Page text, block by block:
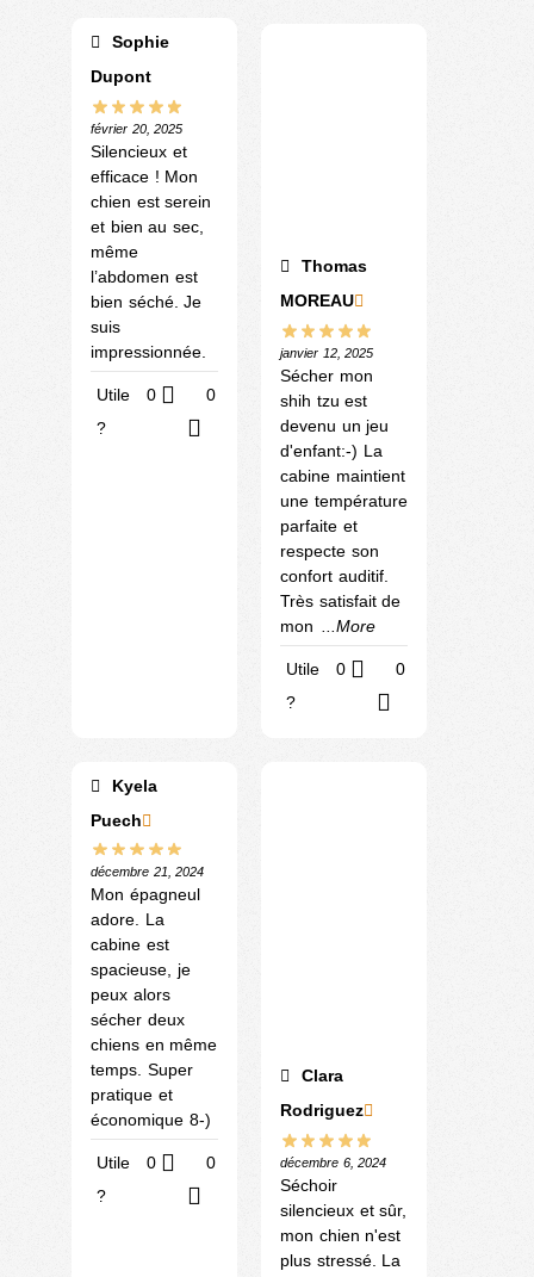
Sophie
Dupont
février 20, 2025
Silencieux et
efficace ! Mon
chien est serein
et bien au sec,
même
l’abdomen est
bien séché. Je
suis
impressionnée.
Utile
?
0 0
Thomas
MOREAU
janvier 12, 2025
Sécher mon
shih tzu est
devenu un jeu
d'enfant:-) La
cabine maintient
une température
parfaite et
respecte son
confort auditif.
Très satisfait de
mon
...More
Utile
?
0 0
Kyela
Puech
décembre 21, 2024
Mon épagneul
adore. La
cabine est
spacieuse, je
peux alors
sécher deux
chiens en même
temps. Super
pratique et
économique 8-)
Utile
?
0 0
Clara
Rodriguez
décembre 6, 2024
Séchoir
silencieux et sûr,
mon chien n'est
plus stressé. La